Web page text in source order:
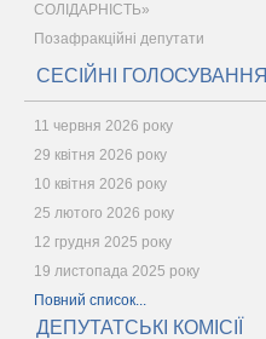
СОЛІДАРНІСТЬ»
Позафракційні депутати
СЕСІЙНІ ГОЛОСУВАННЯ
11 червня 2026 року
29 квітня 2026 року
10 квітня 2026 року
25 лютого 2026 року
12 грудня 2025 року
19 листопада 2025 року
Повний список...
ДЕПУТАТСЬКІ КОМІСІЇ